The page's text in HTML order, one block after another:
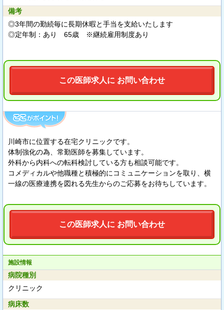
備考
◎3年間の勤続毎に長期休暇と手当を支給いたします
◎定年制：あり 65歳 ※継続雇用制度あり
この医師求人に お問い合わせ
川崎市に位置する在宅クリニックです。
体制強化の為、常勤医師を募集しています。
外科から内科への転科検討している方も相談可能です。
コメディカルや他職種と積極的にコミュニケーションを取り、横
一線の医療連携を図れる先生からのご応募をお待ちしています。
この医師求人に お問い合わせ
施設情報
病院種別
クリニック
病床数